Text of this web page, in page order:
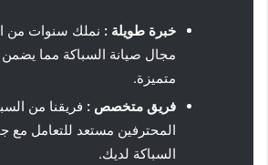
خبرة طويلة : نملك سنوات من
مجال صيانة السباكة مما
متميزة.
فريق متخصص : فريقنا من
المحترفين مستعد للتعامل مع
السباكة لديك.